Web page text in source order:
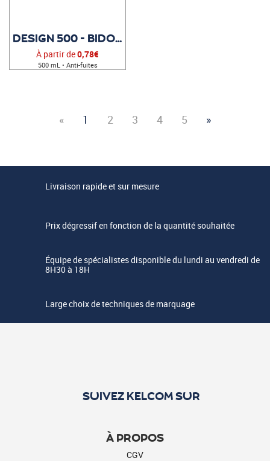
DESIGN 500 - BIDON PUBLICITAIRE
À partir de0,78€
500 mL • Anti-fuites
« 1 2 3 4 5 »
Livraison rapide et sur mesure
Prix dégressif en fonction de la quantité souhaitée
Équipe de spécialistes disponible du lundi au vendredi de
8H30 à 18H
Large choix de techniques de marquage
SUIVEZ KELCOM SUR
À PROPOS
CGV